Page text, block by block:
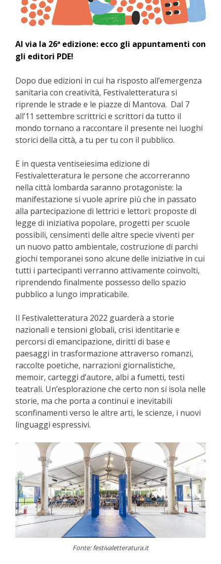
Al via la 26ª edizione: ecco gli appuntamenti con
gli editori PDE!
Dopo due edizioni in cui ha risposto all’emergenza
sanitaria con creatività, Festivaletteratura si
riprende le strade e le piazze di Mantova. Dal 7
all’11 settembre scrittrici e scrittori da tutto il
mondo tornano a raccontare il presente nei luoghi
storici della città, a tu per tu con il pubblico.
E in questa ventiseiesima edizione di
Festivaletteratura le persone che accorreranno
nella città lombarda saranno protagoniste: la
manifestazione si vuole aprire più che in passato
alla partecipazione di lettrici e lettori: proposte di
legge di iniziativa popolare, progetti per scuole
possibili, censimenti delle altre specie viventi per
un nuovo patto ambientale, costruzione di parchi
giochi temporanei sono alcune delle iniziative in cui
tutti i partecipanti verranno attivamente coinvolti,
riprendendo finalmente possesso dello spazio
pubblico a lungo impraticabile.
Il Festivaletteratura 2022 guarderà a storie
nazionali e tensioni globali, crisi identitarie e
percorsi di emancipazione, diritti di base e
paesaggi in trasformazione attraverso romanzi,
raccolte poetiche, narrazioni giornalistiche,
memoir, carteggi d’autore, albi a fumetti, testi
teatrali. Un’esplorazione che certo non si isola nelle
storie, ma che porta a continui e inevitabili
sconfinamenti verso le altre arti, le scienze, i nuovi
linguaggi espressivi.
Fonte: festivaletteratura.it